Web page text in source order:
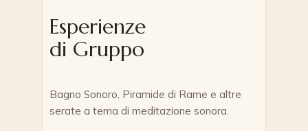
Esperienze
di Gruppo
Bagno Sonoro, Piramide di Rame e altre
serate a tema di meditazione sonora.